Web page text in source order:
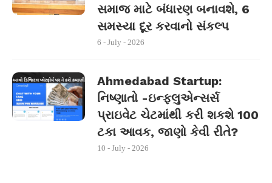
સમાજ માટે બંધારણ બનાવશે, 6
સમસ્યા દૂર કરવાનો સંકલ્પ
6 - July - 2026
Ahmedabad Startup:
નિષ્ણાતો -ઇન્ફ્લુએન્સર્સ
પ્રાઇવેટ ચેટમાંથી કરી શકશે 100
ટકા આવક, જાણો કેવી રીતે?
10 - July - 2026